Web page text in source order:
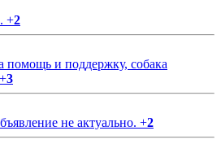
+2
помощь и поддержку, собака
+3
не актуально. +2